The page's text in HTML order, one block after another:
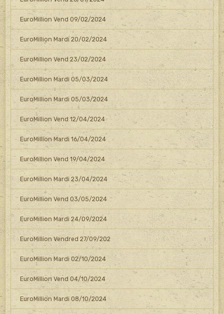
EuroMillion Vend 09/02/2024
EuroMillion Mardi 20/02/2024
EuroMillion Vend 23/02/2024
EuroMillion Mardi 05/03/2024
EuroMillion Mardi 05/03/2024
EuroMillion Vend 12/04/2024
EuroMillion Mardi 16/04/2024
EuroMillion Vend 19/04/2024
EuroMillion Mardi 23/04/2024
EuroMillion Vend 03/05/2024
EuroMillion Mardi 24/09/2024
EuroMillion Vendred 27/09/202
EuroMillion Mardi 02/10/2024
EuroMillion Vend 04/10/2024
EuroMillion Mardi 08/10/2024